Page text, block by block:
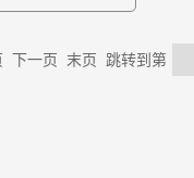
下一页 末页 跳转到第